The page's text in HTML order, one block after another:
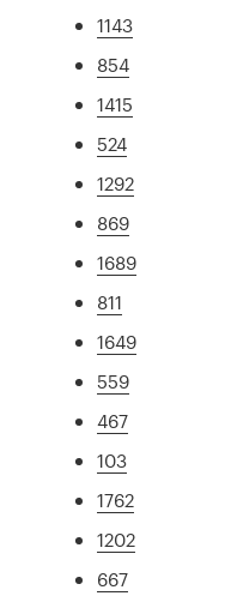
1143
854
1415
524
1292
869
1689
811
1649
559
467
103
1762
1202
667